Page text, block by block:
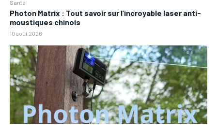
Santé
Photon Matrix : Tout savoir sur l’incroyable laser anti-
moustiques chinois
10 août 2026